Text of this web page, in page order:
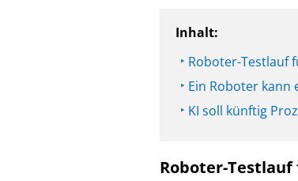
Inhalt:
Roboter-Testlauf
Ein Roboter kann
KI soll künftig
Roboter-